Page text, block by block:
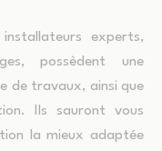
experts,
possèdent une
de travaux, ainsi que
Ils sauront vous
la mieux adaptée